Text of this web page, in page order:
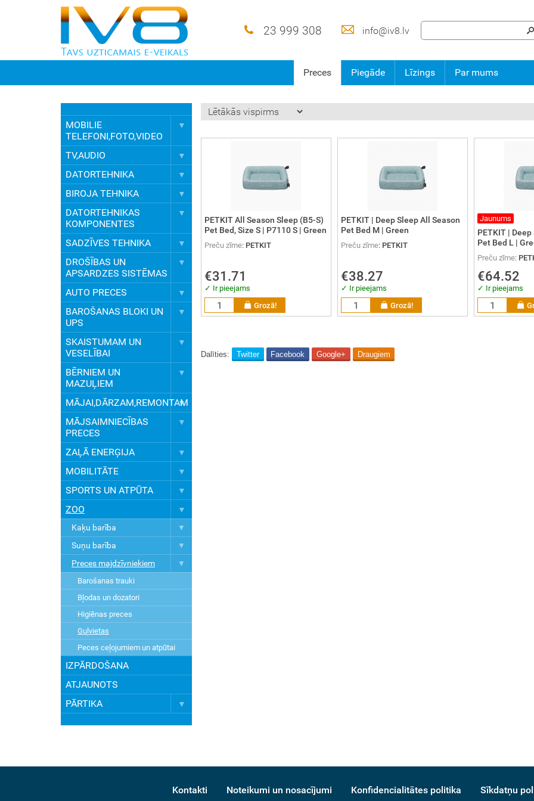
23 999 308 info@iv8.lv
Preces Piegāde Līzings Par mums
MOBILIE
TELEFONI,FOTO,VIDEO
TV,AUDIO
DATORTEHNIKA
BIROJA TEHNIKA
DATORTEHNIKAS
KOMPONENTES
SADZĪVES TEHNIKA
DROŠĪBAS UN
APSARDZES SISTĒMAS
AUTO PRECES
BAROŠANAS BLOKI UN
UPS
SKAISTUMAM UN
VESELĪBAI
BĒRNIEM UN
MAZUĻIEM
MĀJAI,DĀRZAM,REMONTAM
MĀJSAIMNIECĪBAS
PRECES
ZAĻĀ ENERĢIJA
MOBILITĀTE
SPORTS UN ATPŪTA
ZOO
Kaķu barība
Suņu barība
Preces majdzīvniekiem
Barošanas trauki
Bļodas un dozatori
Higiēnas preces
Guļvietas
Peces ceļojumiem un atpūtai
IZPĀRDOŠANA
ATJAUNOTS
PĀRTIKA
PETKIT All Season Sleep (B5-S)
Pet Bed, Size S | P7110 S | Green
Preču zīme: PETKIT
€31.71
✓ Ir pieejams
Grozā!
PETKIT | Deep Sleep All Season
Pet Bed M | Green
Preču zīme: PETKIT
€38.27
✓ Ir pieejams
Grozā!
Jaunums
PETKIT |
Pet Bed L |
Preču zīme:
€64.52
✓ Ir pieejams
Dalīties: Twitter Facebook Google+ Draugiem
Kontakti Noteikumi un nosacījumi Konfidencialitātes politika Sīkdatņu